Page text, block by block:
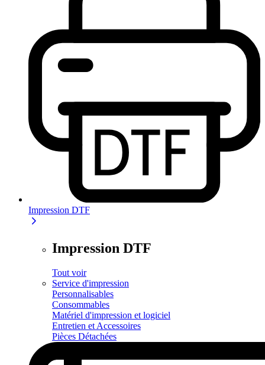
Impression DTF
Impression DTF
Tout voir
Service d'impression
Personnalisables
Consommables
Matériel d'impression et logiciel
Entretien et Accessoires
Pièces Détachées